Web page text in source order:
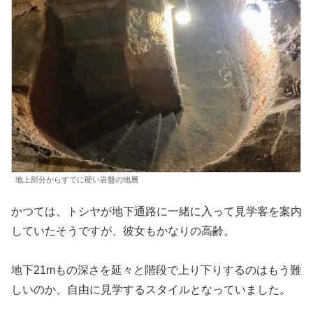
地上部分からすでに硬い岩盤の地層
かつては、トシヤが地下通路に一緒に入って見学客を案内
していたそうですが、彼女もかなりの高齢。
地下21mもの深さを延々と階段で上り下りするのはもう難
しいのか、自由に見学するスタイルとなっていました。